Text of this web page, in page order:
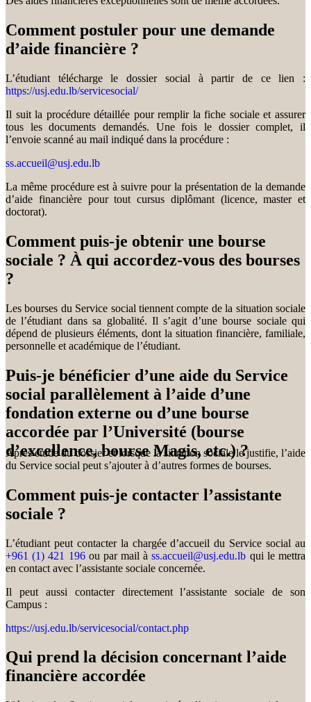
Comment postuler pour une demande
d’aide financière ?
L’étudiant télécharge le dossier social à partir de ce lien :
https://usj.edu.lb/servicesocial/
Il suit la procédure détaillée pour remplir la fiche sociale et assurer
tous les documents demandés. Une fois le dossier complet, il
l’envoie scanné au mail indiqué dans la procédure :
ss.accueil@usj.edu.lb
La même procédure est à suivre pour la présentation de la demande
d’aide financière pour tout cursus diplômant (licence, master et
doctorat).
Comment puis-je obtenir une bourse
sociale ? À qui accordez-vous des bourses
?
Les bourses du Service social tiennent compte de la situation sociale
de l’étudiant dans sa globalité. Il s’agit d’une bourse sociale qui
dépend de plusieurs éléments, dont la situation financière, familiale,
personnelle et académique de l’étudiant.
Puis-je bénéficier d’une aide du Service
social parallèlement à l’aide d’une
fondation externe ou d’une bourse
accordée par l’Université (bourse
d’excellence, bourse Magis, etc.) ?
Après étude du dossier et lorsque la situation sociale le justifie, l’aide
du Service social peut s’ajouter à d’autres formes de bourses.
Comment puis-je contacter l’assistante
sociale ?
L’étudiant peut contacter la chargée d’accueil du Service social au
+961 (1) 421 196ou par mail àss.accueil@usj.edu.lb qui le mettra
en contact avec l’assistante sociale concernée.
Il peut aussi contacter directement l’assistante sociale de son
Campus :
https://usj.edu.lb/servicesocial/contact.php
Qui prend la décision concernant l’aide
financière accordée